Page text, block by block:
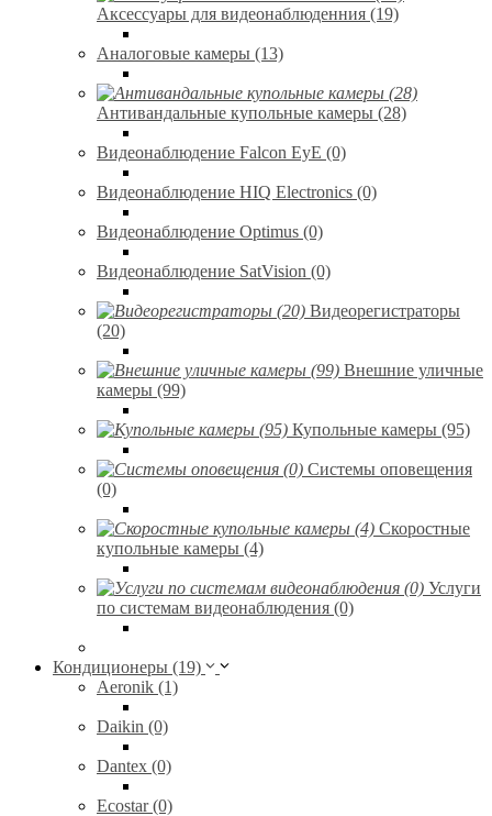
Аксессуары для видеонаблюденния (19)
Аналоговые камеры (13)
Антивандальные купольные камеры (28)
Видеонаблюдение Falcon EyE (0)
Видеонаблюдение HIQ Electronics (0)
Видеонаблюдение Optimus (0)
Видеонаблюдение SatVision (0)
Видеорегистраторы
(20)
Внешние уличные
камеры (99)
Купольные камеры (95)
Системы оповещения
(0)
Скоростные
купольные камеры (4)
Услуги
по системам видеонаблюдения (0)
Кондиционеры (19)
Aeronik (1)
Daikin (0)
Dantex (0)
Ecostar (0)